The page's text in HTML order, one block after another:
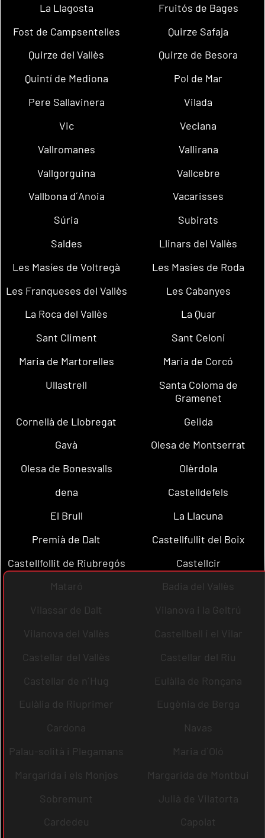
La Llagosta
Fruitós de Bages
Fost de Campsentelles
Quirze Safaja
Quirze del Vallès
Quirze de Besora
Quintí de Mediona
Pol de Mar
Pere Sallavinera
Vilada
Vic
Veciana
Vallromanes
Vallirana
Vallgorguina
Vallcebre
Vallbona d´Anoia
Vacarisses
Súria
Subirats
Saldes
Llinars del Vallès
Les Masíes de Voltregà
Les Masies de Roda
Les Franqueses del Vallès
Les Cabanyes
La Roca del Vallès
La Quar
Sant Climent
Sant Celoni
Maria de Martorelles
Maria de Corcó
Ullastrell
Santa Coloma de
Gramenet
Cornellà de Llobregat
Gelida
Gavà
Olesa de Montserrat
Olesa de Bonesvalls
Olèrdola
dena
Castelldefels
El Brull
La Llacuna
Premià de Dalt
Castellfullit del Boix
Castellfollit de Riubregós
Castellcir
Mataró
Badia del Vallès
Vilassar de Dalt
Vilanova i la Geltrú
Vilanova del Vallès
Castellbell i el Vilar
Castellar del Vallès
Castellar del Riu
Castellar de n´Hug
Eulàlia de Ronçana
Eulàlia de Riuprimer
Eugènia de Berga
Cardona
Navas
Palau-solità i Plegamans
Maria d´Oló
Margarida i els Monjos
Margarida de Montbui
Sobremunt
Julià de Vilatorta
Cardedeu
Capolat